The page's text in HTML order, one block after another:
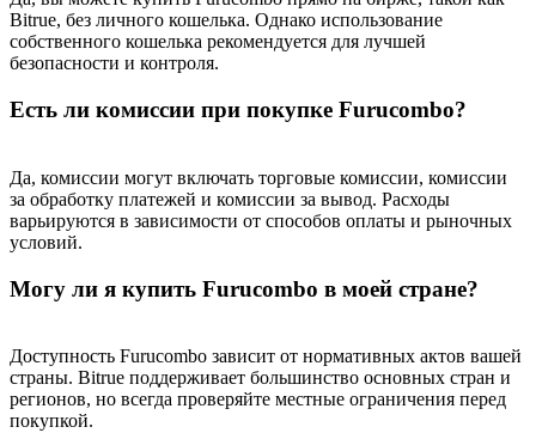
BTC Flexible Staking | Daily Rewards
ЛогинЗарегистрироваться
Bitrue, без личного кошелька. Однако использование
собственного кошелька рекомендуется для лучшей
безопасности и контроля.
Есть ли комиссии при покупке Furucombo?
Да, комиссии могут включать торговые комиссии, комиссии
за обработку платежей и комиссии за вывод. Расходы
варьируются в зависимости от способов оплаты и рыночных
условий.
Могу ли я купить Furucombo в моей стране?
Доступность Furucombo зависит от нормативных актов вашей
страны. Bitrue поддерживает большинство основных стран и
регионов, но всегда проверяйте местные ограничения перед
покупкой.